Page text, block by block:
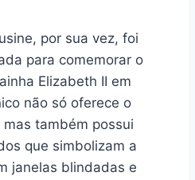
por sua vez, foi
para comemorar o
Elizabeth II em
não só oferece o
também possui
que simbolizam a
janelas blindadas e